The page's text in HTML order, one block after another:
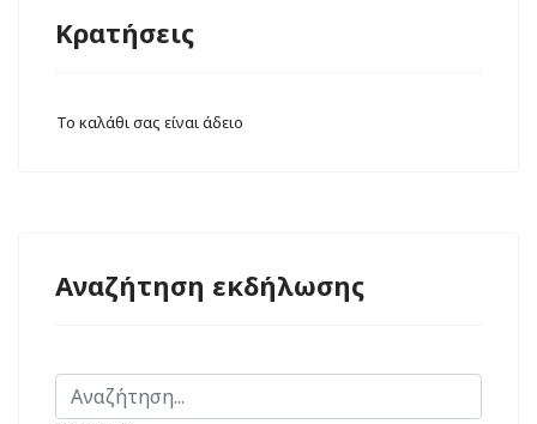
Κρατήσεις
Το καλάθι σας είναι άδειο
Αναζήτηση εκδήλωσης